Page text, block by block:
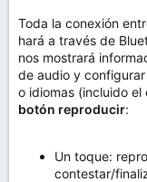
Toda la conexión
hará a través de
nos mostrará
de audio y
o idiomas (incluido
botón reproducir:
Un toque:
contestar/